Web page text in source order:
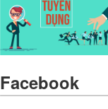
Facebook